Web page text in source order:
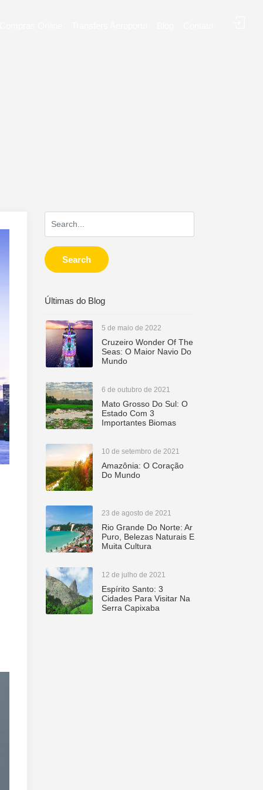
DEVE SABER!
Search
Últimas do Blog
5 de maio de 2022
Cruzeiro Wonder Of The
Seas: O Maior Navio Do
Mundo
6 de outubro de 2021
Mato Grosso Do Sul: O
Estado Com 3
Importantes Biomas
10 de setembro de 2021
Amazônia: O Coração
Do Mundo
23 de agosto de 2021
Rio Grande Do Norte: Ar
Puro, Belezas Naturais E
Muita Cultura
12 de julho de 2021
Espírito Santo: 3
Cidades Para Visitar Na
Serra Capixaba